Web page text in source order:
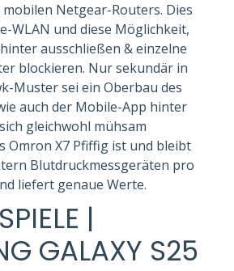
mobilen Netgear-Routers. Dies
WLAN und diese Möglichkeit,
ausschließen & einzelne
blockieren. Nur sekundär in
Muster sei ein Oberbau des
auch der Mobile-App hinter
gleichwohl mühsam
Omron X7 Pfiffig ist und bleibt
Blutdruckmessgeräten pro
liefert genaue Werte.
|
GALAXY S25